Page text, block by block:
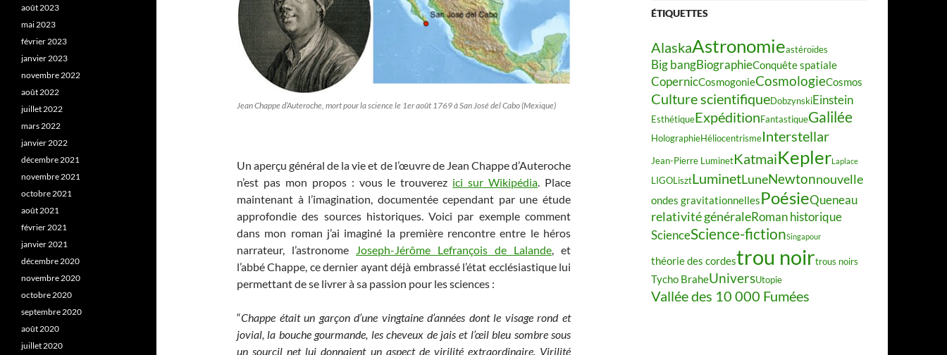
Jean Chappe d’Auteroche, mort pour la science le 1er août 1769 à San José del Cabo (Mexique)
Un aperçu général de la vie et de l’œuvre de Jean Chappe d’Auteroche
n’est pas mon propos : vous le trouverez ici sur Wikipédia. Place
maintenant à l’imagination, documentée cependant par une étude
approfondie des sources historiques. Voici par exemple comment
dans mon roman j’ai imaginé la première rencontre entre le héros
narrateur, l’astronome
Joseph-Jérôme Lefrançois de Lalande, et
l’abbé Chappe, ce dernier ayant déjà embrassé l’état ecclésiastique lui
permettant de se livrer à sa passion pour les sciences :
“Chappe était un garçon d’une vingtaine d’années dont le visage rond et
jovial, la bouche gourmande, les cheveux de jais et l’œil bleu sombre sous
un sourcil net lui donnaient un aspect de virilité extraordinaire. Virilité
ÉTIQUETTES
AlaskaAstronomieastéroïdes
Big bangBiographieConquête spatiale
CopernicCosmogonieCosmologieCosmos
Culture scientifiqueDobzynskiEinstein
EsthétiqueExpéditionFantastiqueGalilée
HolographieHéliocentrismeInterstellar
Jean-Pierre LuminetKatmaiKeplerLaplace
LIGOLisztLuminetLuneNewtonnouvelle
ondes gravitationnellesPoésieQueneau
relativité généraleRoman historique
ScienceScience-fictionSingapour
théorie des cordestrou noirtrous noirs
Tycho BraheUniversUtopie
Vallée des 10 000 Fumées
août 2023
mai 2023
février 2023
janvier 2023
novembre 2022
août 2022
juillet 2022
mars 2022
janvier 2022
décembre 2021
novembre 2021
octobre 2021
août 2021
février 2021
janvier 2021
décembre 2020
novembre 2020
octobre 2020
septembre 2020
août 2020
juillet 2020